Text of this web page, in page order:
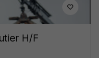
H/F